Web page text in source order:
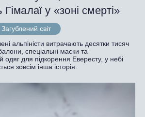
у «зоні смерті»
Загублений світ
альпіністи витрачають десятки тисяч
спеціальні маски та
одяг для підкорення Евересту, у небі
зовсім інша історія.